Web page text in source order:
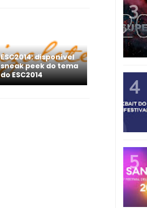
ESC2014: disponível
sneak peek do tema
do ESC2014